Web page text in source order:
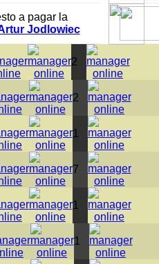
a pagar la
Jodlowiec
2
2
1
7
1
1